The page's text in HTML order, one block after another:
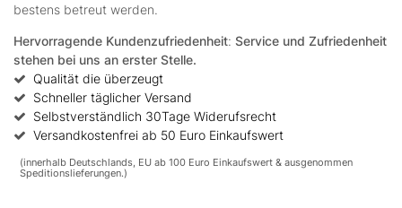
bestens betreut werden.
Hervorragende Kundenzufriedenheit: Service und Zufriedenheit
stehen bei uns an erster Stelle.
Qualität die überzeugt
Schneller täglicher Versand
Selbstverständlich 30Tage Widerufsrecht
Versandkostenfrei ab 50 Euro Einkaufswert
(innerhalb Deutschlands, EU ab 100 Euro Einkaufswert & ausgenommen
Speditionslieferungen.)